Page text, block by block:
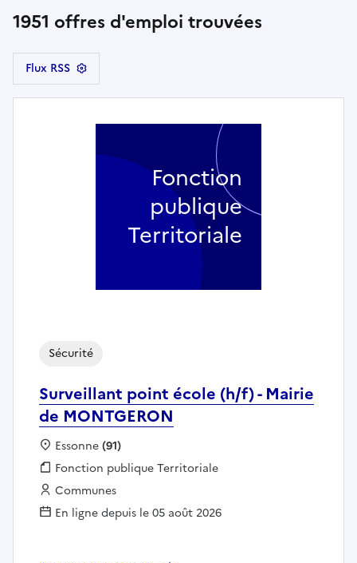
1951 offres d'emploi trouvées
Flux RSS
Surveillant point école (h/f) - Mairie
de MONTGERON
Sécurité
Localisation :
Essonne(91)
Fonction publique :
Fonction publique Territoriale
Employeur :
Communes
En ligne depuis le 05 août 2026
Fonction
publique
Territoriale